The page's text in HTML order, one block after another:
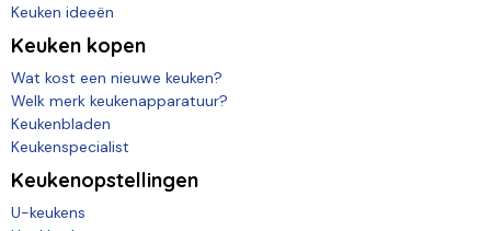
Keuken ideeën
Keuken kopen
Wat kost een nieuwe keuken?
Welk merk keukenapparatuur?
Keukenbladen
Keukenspecialist
Keukenopstellingen
U-keukens